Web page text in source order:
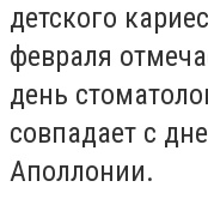
детского
февраля
день
совпадает с
Аполлонии.